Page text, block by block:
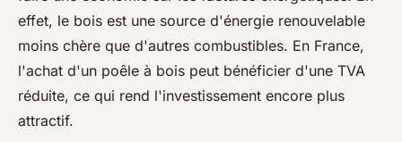
effet, le bois est une source d'énergie renouvelable
moins chère que d'autres combustibles. En France,
l'achat d'un poêle à bois peut bénéficier d'une TVA
réduite, ce qui rend l'investissement encore plus
attractif.